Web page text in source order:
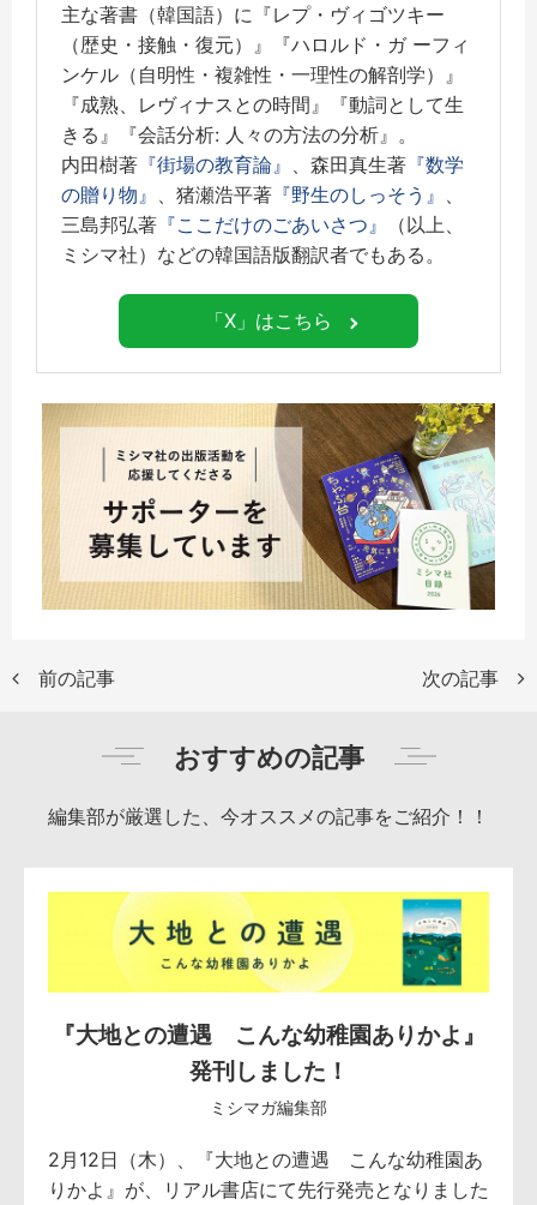
主な著書（韓国語）に『レプ・ヴィゴツキー
（歴史・接触・復元）』『ハロルド・ガ ーフィ
ンケル（自明性・複雑性・一理性の解剖学）』
『成熟、レヴィナスとの時間』『動詞として生
きる』『会話分析: 人々の方法の分析』。
内田樹著 『街場の教育論』 、森田真生著 『数学
の贈り物』
、猪瀬浩平著 『野生のしっそう』
三島邦弘著 『ここだけのごあいさつ』
（以上、
ミシマ社）などの韓国語版翻訳者でもある。
「X」はこちら
前の記事 次の記事
おすすめの記事
編集部が厳選した、今オススメの記事をご紹介！！
『大地との遭遇 こんな幼稚園ありかよ』
発刊しました！
ミシマガ編集部
2月12日（木）、『大地との遭遇 こんな幼稚園あ
りかよ』が、リアル書店にて先行発売となりました